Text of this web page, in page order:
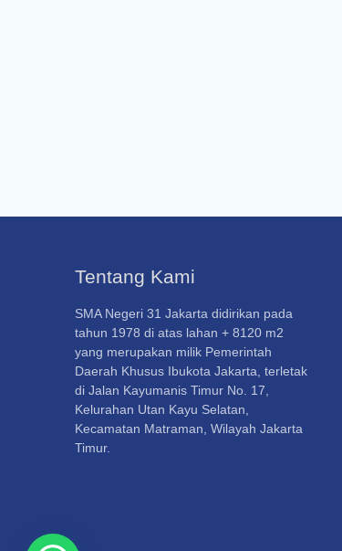
Tentang Kami
SMA Negeri 31 Jakarta didirikan pada
tahun 1978 di atas lahan + 8120 m2
yang merupakan milik Pemerintah
Daerah Khusus Ibukota Jakarta, terletak
di Jalan Kayumanis Timur No. 17,
Kelurahan Utan Kayu Selatan,
Kecamatan Matraman, Wilayah Jakarta
Timur.